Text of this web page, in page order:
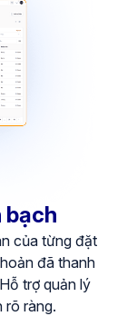
bạch
của từng đặt
đã thanh
trợ quản lý
rõ ràng.